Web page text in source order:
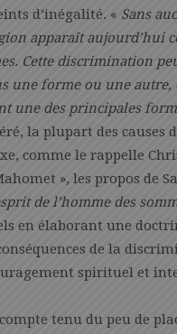
d’inégalité. « Sans
apparaît aujourd’hui
Cette discrimination
une forme ou une
une des principales
la plupart des causes
comme le rappelle
», les propos de
de l’homme des
en élaborant une
de la
spirituel et
tenu du peu de